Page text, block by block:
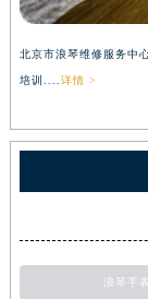
北京市浪琴维修服务中
培训.... 详情 >
浪琴手表